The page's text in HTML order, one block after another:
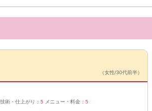
Up
（女性/30代前半）
技術・仕上がり： 5 メニュー・料金： 5